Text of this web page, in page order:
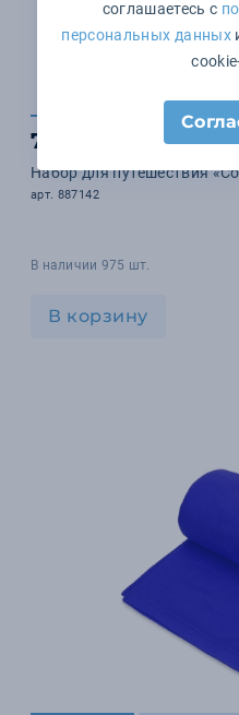
716 ₽
Набор для путешествия
арт. 887142
В наличии 975 шт.
В корзину
соглашаетесь с
персональных данных